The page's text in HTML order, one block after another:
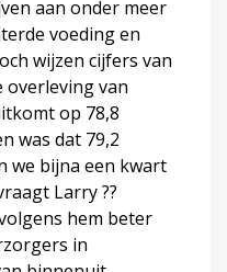
aan onder meer
voeding en
wijzen cijfers van
overleving van
op 78,8
was dat 79,2
we bijna een kwart
Larry ??
hem beter
in